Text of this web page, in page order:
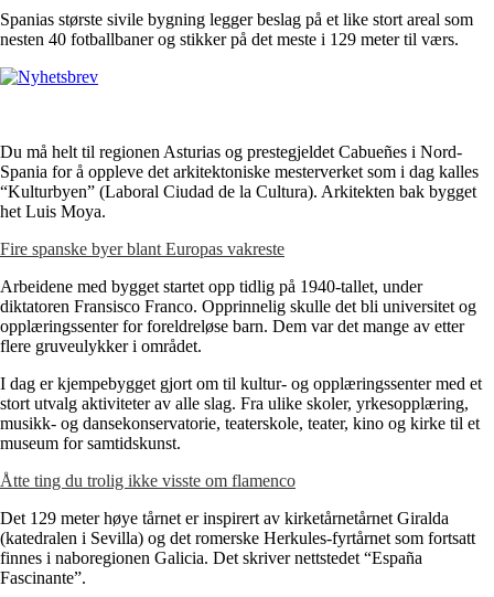
Spanias største sivile bygning legger beslag på et like stort areal som
nesten 40 fotballbaner og stikker på det meste i 129 meter til værs.
Du må helt til regionen Asturias og prestegjeldet Cabueñes i Nord-
Spania for å oppleve det arkitektoniske mesterverket som i dag kalles
“Kulturbyen” (Laboral Ciudad de la Cultura). Arkitekten bak bygget
het Luis Moya.
Fire spanske byer blant Europas vakreste
Arbeidene med bygget startet opp tidlig på 1940-tallet, under
diktatoren Fransisco Franco. Opprinnelig skulle det bli universitet og
opplæringssenter for foreldreløse barn. Dem var det mange av etter
flere gruveulykker i området.
I dag er kjempebygget gjort om til kultur- og opplæringssenter med et
stort utvalg aktiviteter av alle slag. Fra ulike skoler, yrkesopplæring,
musikk- og dansekonservatorie, teaterskole, teater, kino og kirke til et
museum for samtidskunst.
Åtte ting du trolig ikke visste om flamenco
Det 129 meter høye tårnet er inspirert av kirketårnetårnet Giralda
(katedralen i Sevilla) og det romerske Herkules-fyrtårnet som fortsatt
finnes i naboregionen Galicia. Det skriver nettstedet “España
Fascinante”.